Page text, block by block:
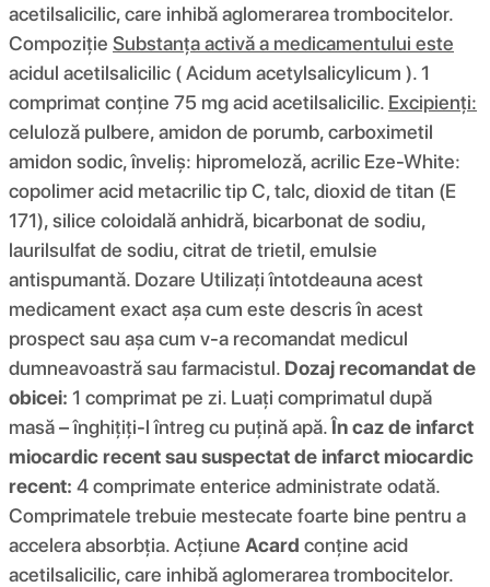
acetilsalicilic, care inhibă aglomerarea trombocitelor.
Compoziţie Substanța activă a medicamentului este
acidul acetilsalicilic ( Acidum acetylsalicylicum ). 1
comprimat conține 75 mg acid acetilsalicilic. Excipienți:
celuloză pulbere, amidon de porumb, carboximetil
amidon sodic, înveliș: hipromeloză, acrilic Eze-White:
copolimer acid metacrilic tip C, talc, dioxid de titan (E
171), silice coloidală anhidră, bicarbonat de sodiu,
laurilsulfat de sodiu, citrat de trietil, emulsie
antispumantă. Dozare Utilizați întotdeauna acest
medicament exact așa cum este descris în acest
prospect sau așa cum v-a recomandat medicul
dumneavoastră sau farmacistul. Dozaj recomandat de
obicei: 1 comprimat pe zi. Luați comprimatul după
masă – înghițiți-l întreg cu puțină apă.În caz de infarct
miocardic recent sau suspectat de infarct miocardic
recent: 4 comprimate enterice administrate odată.
Comprimatele trebuie mestecate foarte bine pentru a
accelera absorbția. Acţiune Acard conține acid
acetilsalicilic, care inhibă aglomerarea trombocitelor.